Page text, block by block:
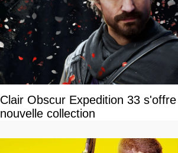
Clair Obscur Expedition 33
nouvelle collection